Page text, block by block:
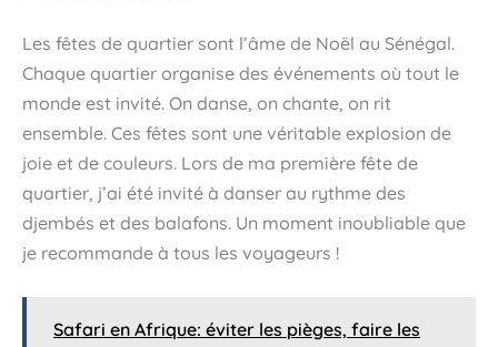
Les fêtes de quartier sont l’âme de Noël au Sénégal.
Chaque quartier organise des événements où tout le
monde est invité. On danse, on chante, on rit
ensemble. Ces fêtes sont une véritable explosion de
joie et de couleurs. Lors de ma première fête de
quartier, j’ai été invité à danser au rythme des
djembés et des balafons. Un moment inoubliable que
je recommande à tous les voyageurs !
Safari en Afrique: éviter les pièges, faire les